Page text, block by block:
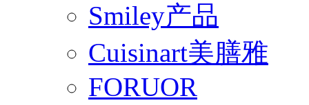
Smiley产品
Cuisinart美膳雅
FORUOR